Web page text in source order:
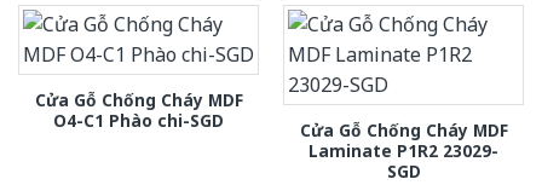
Cửa Gỗ Chống Cháy MDF
O4-C1 Phào chi-SGD
Cửa Gỗ Chống Cháy MDF
Laminate P1R2 23029-
SGD